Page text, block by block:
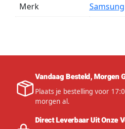
Merk Samsung
Vandaag Besteld, Morgen
Plaats je bestelling voor
morgen al.
Direct Leverbaar Uit Onze